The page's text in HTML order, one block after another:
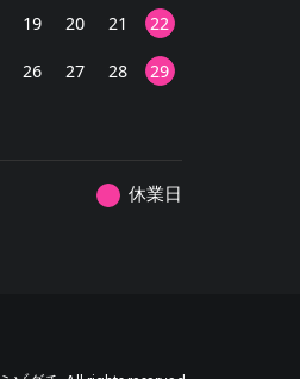
19 20 21
22
26 27 28
29
休業日